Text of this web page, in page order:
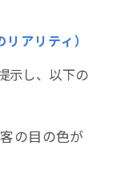
アリティ）
示し、以下の
の目の色が